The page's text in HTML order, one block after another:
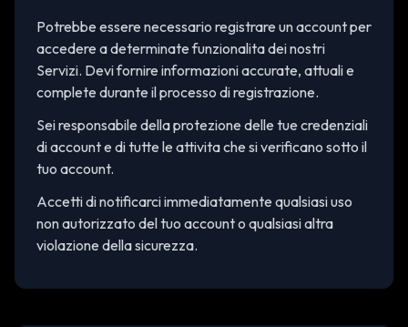
Potrebbe essere necessario registrare un account per
accedere a determinate funzionalita dei nostri
Servizi. Devi fornire informazioni accurate, attuali e
complete durante il processo di registrazione.
Sei responsabile della protezione delle tue credenziali
di account e di tutte le attivita che si verificano sotto il
tuo account.
Accetti di notificarci immediatamente qualsiasi uso
non autorizzato del tuo account o qualsiasi altra
violazione della sicurezza.